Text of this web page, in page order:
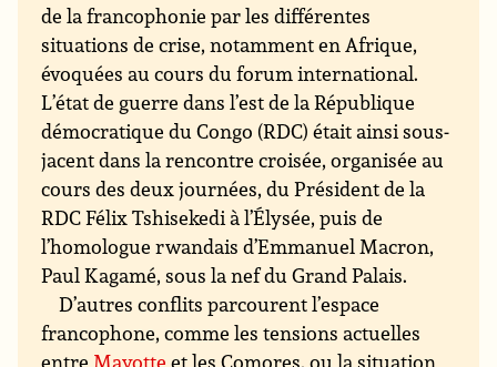
de la francophonie par les différentes
situations de crise, notamment en Afrique,
évoquées au cours du forum international.
L’état de guerre dans l’est de la République
démocratique du Congo (RDC) était ainsi sous-
jacent dans la rencontre croisée, organisée au
cours des deux journées, du Président de la
RDC Félix Tshisekedi à l’Élysée, puis de
l’homologue rwandais d’Emmanuel Macron,
Paul Kagamé, sous la nef du Grand Palais.
D’autres conflits parcourent l’espace
francophone, comme les tensions actuelles
entreMayotte et les Comores, ou la situation